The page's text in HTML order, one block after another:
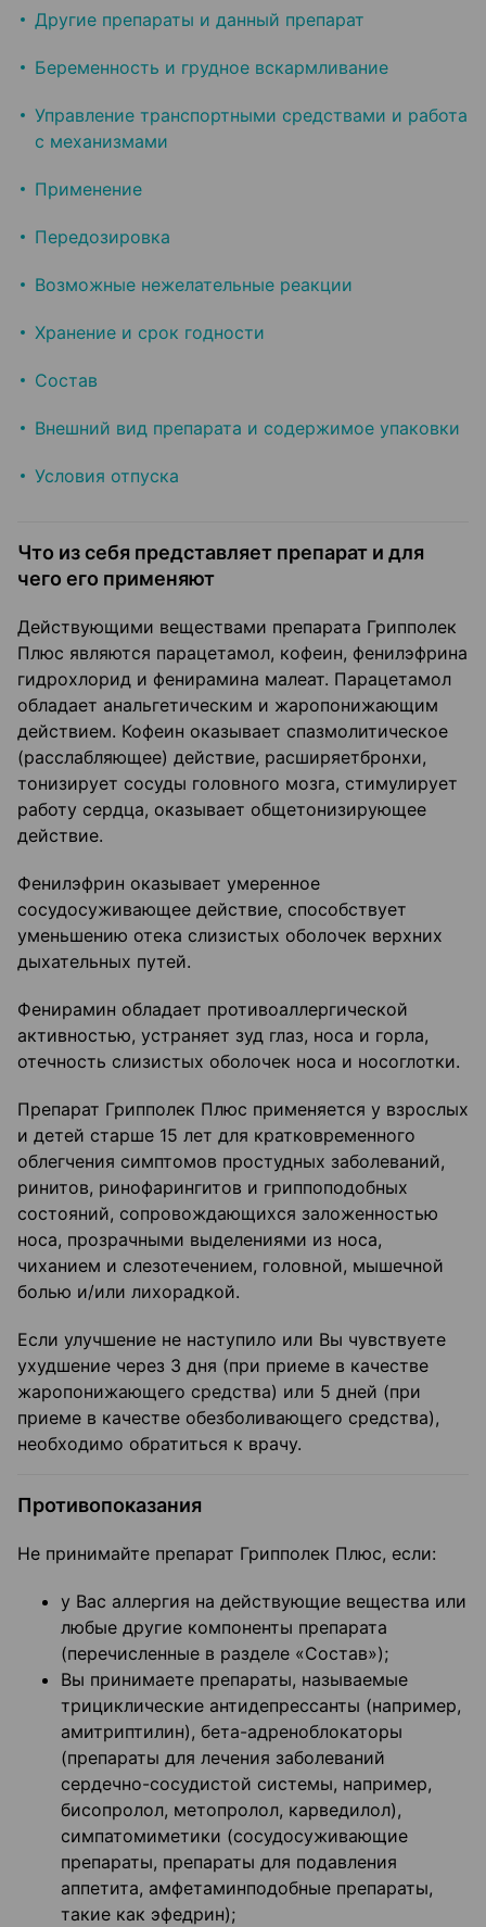
Другие препараты и данный препарат
Беременность и грудное вскармливание
Управление транспортными средствами и работа
с механизмами
Применение
Передозировка
Возможные нежелательные реакции
Хранение и срок годности
Состав
Внешний вид препарата и содержимое упаковки
Условия отпуска
Что из себя представляет препарат и для
чего его применяют
Действующими веществами препарата Грипполек
Плюс являются парацетамол, кофеин, фенилэфрина
гидрохлорид и фенирамина малеат. Парацетамол
обладает анальгетическим и жаропонижающим
действием. Кофеин оказывает спазмолитическое
(расслабляющее) действие, расширяетбронхи,
тонизирует сосуды головного мозга, стимулирует
работу сердца, оказывает общетонизирующее
действие.
Фенилэфрин оказывает умеренное
сосудосуживающее действие, способствует
уменьшению отека слизистых оболочек верхних
дыхательных путей.
Фенирамин обладает противоаллергической
активностью, устраняет зуд глаз, носа и горла,
отечность слизистых оболочек носа и носоглотки.
Препарат Грипполек Плюс применяется у взрослых
и детей старше 15 лет для кратковременного
облегчения симптомов простудных заболеваний,
ринитов, ринофарингитов и гриппоподобных
состояний, сопровождающихся заложенностью
носа, прозрачными выделениями из носа,
чиханием и слезотечением, головной, мышечной
болью и/или лихорадкой.
Если улучшение не наступило или Вы чувствуете
ухудшение через 3 дня (при приеме в качестве
жаропонижающего средства) или 5 дней (при
приеме в качестве обезболивающего средства),
необходимо обратиться к врачу.
Противопоказания
Не принимайте препарат Грипполек Плюс, если:
у Вас аллергия на действующие вещества или
любые другие компоненты препарата
(перечисленные в разделе «Состав»);
Вы принимаете препараты, называемые
трициклические антидепрессанты (например,
амитриптилин), бета-адреноблокаторы
(препараты для лечения заболеваний
сердечно-сосудистой системы, например,
бисопролол, метопролол, карведилол),
симпатомиметики (сосудосуживающие
препараты, препараты для подавления
аппетита, амфетаминподобные препараты,
такие как эфедрин);